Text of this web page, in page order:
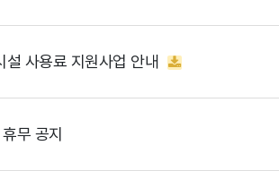
사용료 지원사업 안내
무 공지